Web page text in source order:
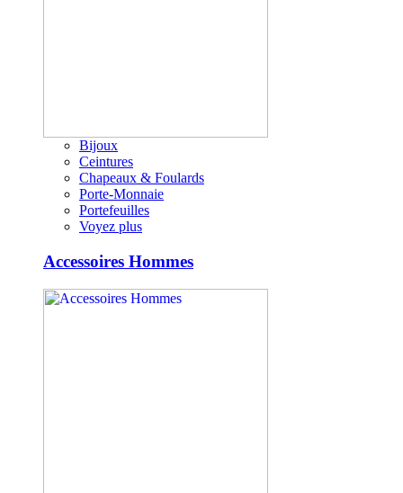
Bijoux
Ceintures
Chapeaux & Foulards
Porte-Monnaie
Portefeuilles
Voyez plus
Accessoires Hommes